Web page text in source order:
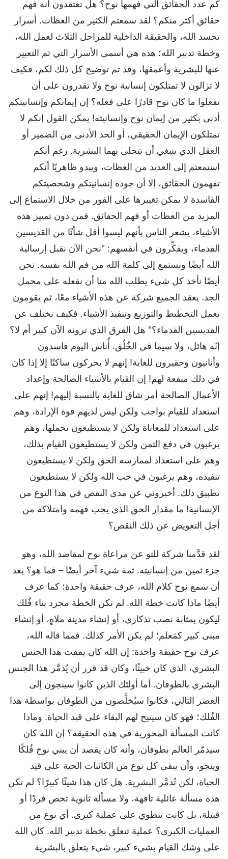
كم عدد الحقائق التي فهمها نوح؟ هل تعتقدون أنه فهم
حقائق أكثر منكم؟ لقد سمعتم الكثير من العظات. أسرار
تجسد الله، والحقيقة الداخلية للمراحل الثلاث لعمل الله،
وخطة تدبير الله؛ هذه هي أسمى الأسرار التي تم التعبير
عنها للبشرية وأعمقها، وقد تم توضيح كل ذلك لكم، فكيف
لا تزالون لا تمتلكون إنسانية نوح ولا تقدرون على أن
تفعلوا ما كان نوح قادرًا على فعله؟ إن إيمانكم وإنسانيتكم
أدنى بكثير من إيمان نوح وإنسانيته! يمكن القول إنكم لا
تمتلكون الإيمان الحقيقي، أو الحد الأدنى من الضمير أو
العقل الذي ينبغي أن تتحلى بهما البشرية. رغم أنكم
استمعتم إلى العديد من العظات، ويبدو ظاهريًا أنكم
تفهمون الحقائق، إلا أن جودة إنسانيتكم وشخصيتكم
الفاسدة لا يمكن تغييرها على الفور من خلال الاستماع إلى
المزيد من العظات أو فهم الحقائق. فمن دون تمييز هذه
الأشياء، يشعر الناس بأنهم ليسوا أقل شأنًا من القديسين
القدماء، ويفكِّرون في أنفسهم: "نحن الآن نقبل إرسالية
الله أيضًا ونستمع إلى كلمة الله من فم الله نفسه. نحن
أيضًا نأخذ كل شيء يطلب الله منا أن نفعله على محمل
الجد. يعقد الجميع شركة عن هذه الأشياء معًا، ثم يقومون
بعمل التخطيط والتوزيع وتنفيذ الأشياء. فكيف نختلف عن
القديسين القدماء؟" هل الفرق الذي ترونه الآن كبير أم لا؟
إنّه هائل، ولا سيما في الخُلُق. أُناس اليوم فاسدون
وأنانيون وحقيرون للغاية! إنهم لا يحركون ساكنًا إلا إذا كان
في ذلك منفعة لهم! إن القيام بالأشياء الصالحة وإعداد
الأعمال الصالحة أمر شاق للغاية بالنسبة إليهم! إنهم على
استعداد للقيام بواجب ولكن ليس لديهم قوة الإرادة، وهم
على استعداد للمعاناة ولكن لا يستطيعون تحملها، وهم
يرغبون في دفع الثمن ولكن لا يستطيعون القيام بذلك،
وهم على استعداد لممارسة الحق ولكن لا يستطيعون
تنفيذه، وهم يرغبون في حب الله ولكن لا يستطيعون
تطبيق ذلك. أخبروني عن مدى النقص في هذا النوع من
الإنسانية! ما مقدار الحق الذي يجب فهمه وامتلاكه من
أجل التعويض عن ذلك النقص؟
لقد قدَّمنا شركة للتو عن مراعاة نوح لمقاصد الله، وهو
جزء ثمين من إنسانيته. ثمة شيء آخر أيضًا – فما هو؟ بعد
أن سمع نوح كلام الله، عرف حقيقة واحدة؛ كما عرف
أيضًا ماذا كانت خطة الله. لم تكن الخطة مجرد بناء فُلك
ليكون بمثابة نصب تذكاري، أو إنشاء مدينة ملاهٍ، أو إنشاء
مبنى كبير كمَعلم؛ لم يكن الأمر كذلك. فمما قاله الله،
عرف نوح حقيقة واحدة: إن الله كان يمقت هذا الجنس
البشري، الذي كان خبيثًا، وكان قد قرر أن يُدمَّر هذا الجنس
البشري بالطوفان. أما أولئك الذين كانوا سينجون إلى
العصر التالي، فكانوا سيُخلَّصون من الطوفان بواسطة هذا
الفُلك؛ فهو كان سيتيح لهم البقاء على قيد الحياة. وماذا
كانت المسألة المحورية في هذه الحقيقة؟ إن الله كان
سيدمّر العالم بطوفان، وأنه كان يقصد أن يبني نوح فُلكًا
وينجو، وأن يبقى كل نوع من الكائنات الحية على قيد
الحياة، لكن تُدمَّر البشرية. هل كان هذا شيئًا كبيرًا؟ لم تكن
هذه مسألة عائلية تافهة، ولا مسألة ثانوية تخص فردًا أو
قبيلة، بل كانت تنطوي على عملية كبرى. أي نوع من
العمليات الكبرى؟ عملية تتعلق بخطة تدبير الله. كان الله
على وشك القيام بشيء كبير، شيء يتعلق بالبشرية